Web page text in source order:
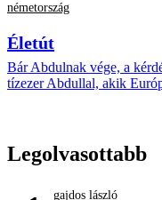
németország
Életút
Bár Abdulnak vége, a
tízezer Abdullal, akik
Legolvasottabb
gajdos lászló